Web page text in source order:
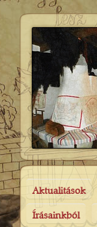
Aktualitások
Írásainkból